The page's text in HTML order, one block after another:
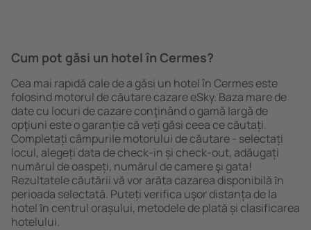
Cum pot găsi un hotel în Cermes?
Cea mai rapidă cale de a găsi un hotel în Cermes este
folosind motorul de căutare cazare eSky. Baza mare de
date cu locuri de cazare conţinând o gamă largă de
opţiuni este o garanție că veți găsi ceea ce căutați.
Completați câmpurile motorului de căutare - selectați
locul, alegeți data de check-in și check-out, adăugați
numărul de oaspeți, numărul de camere şi gata!
Rezultatele căutării vă vor arăta cazarea disponibilă ȋn
perioada selectată. Puteți verifica uşor distanța de la
hotel ȋn centrul orașului, metodele de plată și clasificarea
hotelului.